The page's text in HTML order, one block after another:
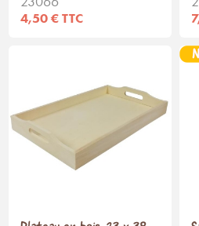
4,50 € TTC